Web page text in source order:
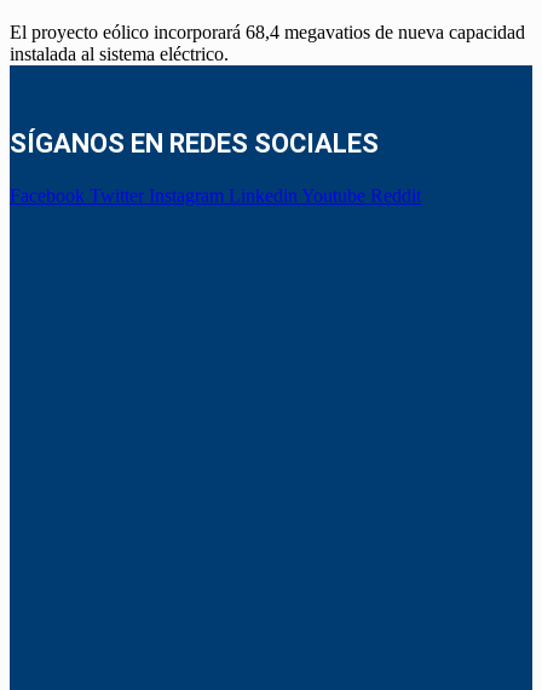
El proyecto eólico incorporará 68,4 megavatios de nueva capacidad
instalada al sistema eléctrico.
SÍGANOS EN REDES SOCIALES
Facebook Twitter Instagram Linkedin Youtube Reddit